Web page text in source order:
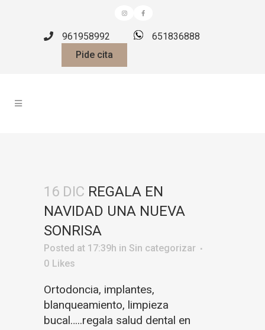
961958992
651836888
Pide cita
16 DIC REGALA EN
NAVIDAD UNA NUEVA
SONRISA
Posted at 17:39h in Sin categorizar
0 Likes
Ortodoncia, implantes,
blanqueamiento, limpieza
bucal…..regala salud dental en